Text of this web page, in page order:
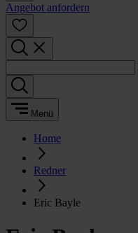
Angebot anfordern
Menü
Home
Redner
Eric Bayle